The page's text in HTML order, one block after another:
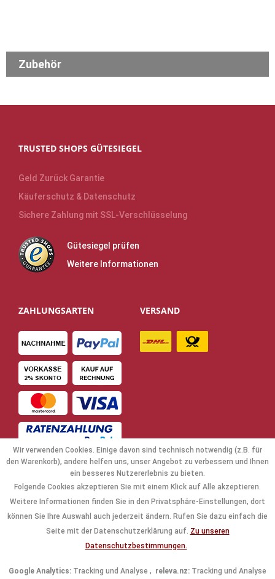
Zubehör
TRUSTED SHOPS GÜTESIEGEL
Geld Zurück Garantie
Käuferschutz & Datenschutz
Sichere Zahlung mit SSL-Verschlüsselung
Gütesiegel prüfen
Weitere Informationen
ZAHLUNGSARTEN VERSAND
NAVIGATION
INFORMATIONEN
Wir verwenden Cookies. Einige davon sind technisch notwendig (z.B. für
den Warenkorb), andere helfen uns, unser Angebot zu verbessern und Ihnen
ein besseres Nutzererlebnis zu bieten.
Folgende Cookies akzeptieren Sie mit einem Klick auf Alle akzeptieren.
Weitere Informationen finden Sie in den Privatsphäre-Einstellungen, dort
können Sie Ihre Auswahl auch jederzeit ändern. Rufen Sie dazu einfach die
Seite mit der Datenschutzerklärung auf. Zu unseren
Datenschutzbestimmungen.
Google Analytics: Tracking und Analyse , releva.nz: Tracking und Analyse